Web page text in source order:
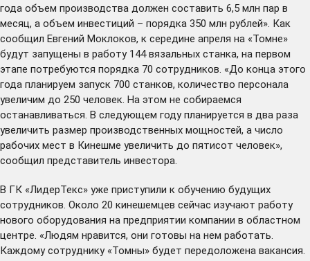
года объем производства должен составить 6,5 млн пар в
месяц, а объем инвестиций – порядка 350 млн рублей». Как
сообщил Евгений Моклоков, к середине апреля на «Томне»
будут запущены в работу 144 вязальных станка, на первом
этапе потребуются порядка 70 сотрудников. «До конца этого
года планируем запуск 700 станков, количество персонала
увеличим до 250 человек. На этом не собираемся
останавливаться. В следующем году планируется в два раза
увеличить размер производственных мощностей, а число
рабочих мест в Кинешме увеличить до пятисот человек»,
сообщил представитель инвестора.
В ГК «ЛидерТекс» уже приступили к обучению будущих
сотрудников. Около 20 кинешемцев сейчас изучают работу
нового оборудования на предприятии компании в областном
центре. «Людям нравится, они готовы на нем работать.
Каждому сотруднику «Томны» будет передоложена вакансия.